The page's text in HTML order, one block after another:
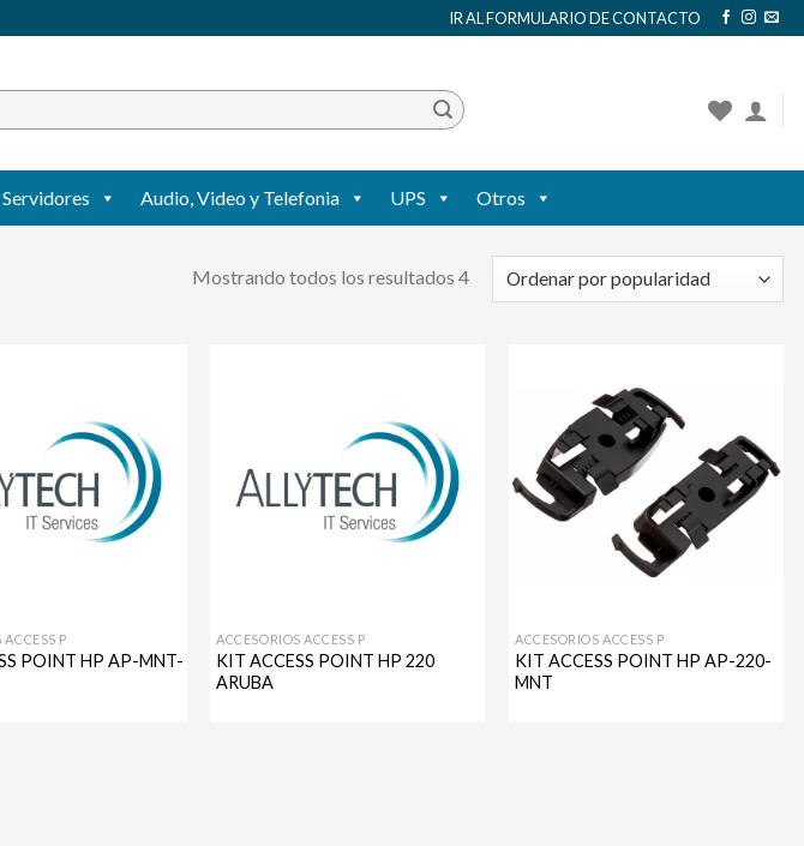
IR AL FORMULARIO DE CONTACTO
Servidores Audio, Video y Telefonia UPS Otros
Mostrando todos los resultados 4
lista de
deseos
ACCESS P
POINT HP AP-MNT-
lista de
deseos
ACCESORIOS ACCESS P
KIT ACCESS POINT HP 220
ARUBA
lista de
deseos
ACCESORIOS ACCESS P
KIT ACCESS POINT HP AP-220-
MNT